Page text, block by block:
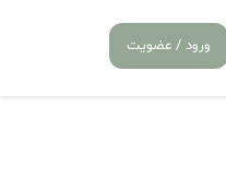
ورود / عضویت